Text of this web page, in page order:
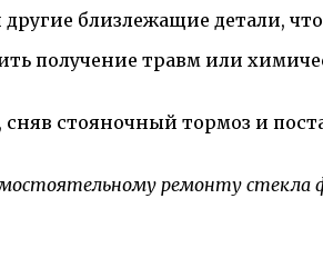
близлежащие детали,
получение травм или
стояночный тормоз и
ремонту